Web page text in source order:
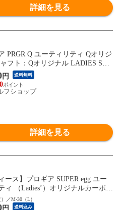
詳細を見る
PRGR Q ユーティリティ Qオリジ
フト：Qオリジナル LADIES SPE
38inch レディス
円 送料無料
フショップ
詳細を見る
ース】プロギア SUPER egg ユー
ィ （Ladies’）オリジナルカーボン
高反発モデル 2026年モデル [PRG
クラブ][スーパーエッグ]
／M-30（L）
円 送料込み